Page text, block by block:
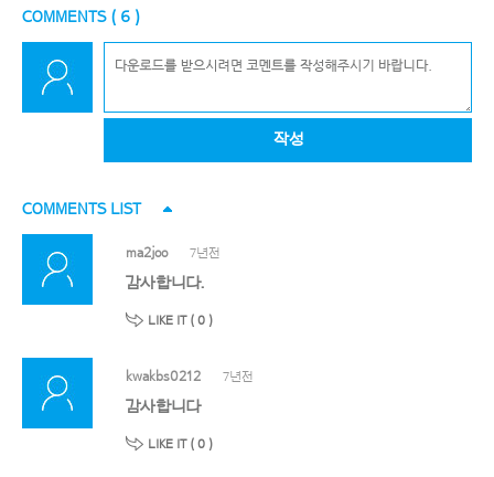
COMMENTS ( 6 )
작성
COMMENTS LIST
ma2joo 7년전
감사합니다.
LIKE IT ( 0 )
kwakbs0212 7년전
감사합니다
LIKE IT ( 0 )